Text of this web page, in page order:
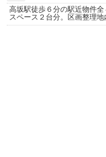
高坂駅徒歩６分の駅近物件
スペース２台分。区画整理